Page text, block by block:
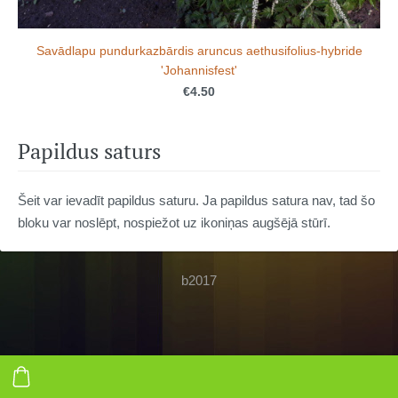
Papildus saturs
Šeit var ievadīt papildus saturu. Ja papildus satura nav, tad šo
bloku var noslēpt, nospiežot uz ikoniņas augšējā stūrī.
Savādlapu pundurkazbārdis aruncus aethusifolius-hybride
'Johannisfest'
€4.50
b2017